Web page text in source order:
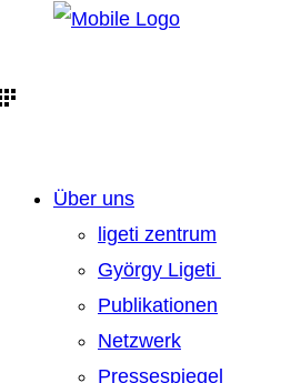
Über uns
ligeti zentrum
György Ligeti
Publikationen
Netzwerk
Pressespiegel